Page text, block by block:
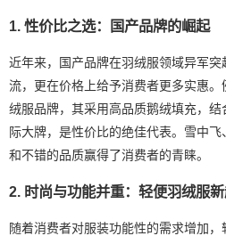
1. 性价比之选：国产品牌的崛起
近年来，国产品牌在羽绒服领域异军
流，更在价格上给予消费者更多实惠
绒服品牌，其采用高品质鹅绒填充，
际大牌，是性价比的绝佳代表。雪中
和不错的品质赢得了消费者的青睐。
2. 时尚与功能并重：轻便羽绒服
随着消费者对服装功能性的需求增加